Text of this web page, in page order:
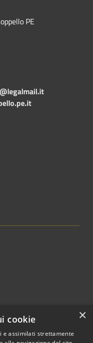
PE
×
cookie
e assimilati strettamente